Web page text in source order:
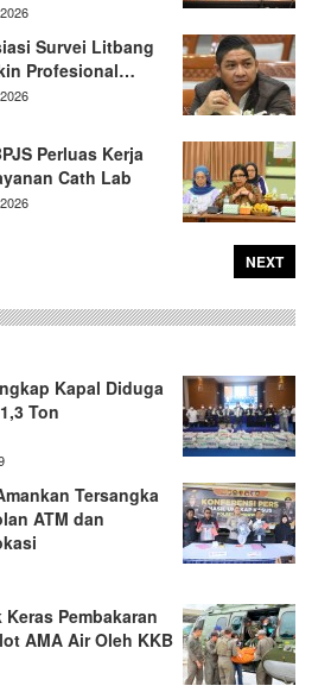
Survei Litbang
Profesional…
Perluas Kerja
Cath Lab
NEXT
Kapal Diduga
Ton
Tersangka
ATM dan
Pembakaran
AMA Air Oleh KKB